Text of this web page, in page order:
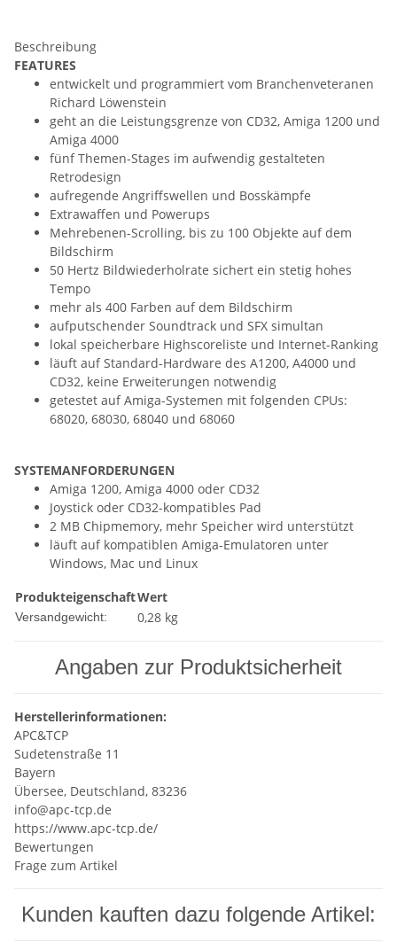
Beschreibung
FEATURES
entwickelt und programmiert vom Branchenveteranen
Richard Löwenstein
geht an die Leistungsgrenze von CD32, Amiga 1200 und
Amiga 4000
fünf Themen-Stages im aufwendig gestalteten
Retrodesign
aufregende Angriffswellen und Bosskämpfe
Extrawaffen und Powerups
Mehrebenen-Scrolling, bis zu 100 Objekte auf dem
Bildschirm
50 Hertz Bildwiederholrate sichert ein stetig hohes
Tempo
mehr als 400 Farben auf dem Bildschirm
aufputschender Soundtrack und SFX simultan
lokal speicherbare Highscoreliste und Internet-Ranking
läuft auf Standard-Hardware des A1200, A4000 und
CD32, keine Erweiterungen notwendig
getestet auf Amiga-Systemen mit folgenden CPUs:
68020, 68030, 68040 und 68060
SYSTEMANFORDERUNGEN
Amiga 1200, Amiga 4000 oder CD32
Joystick oder CD32-kompatibles Pad
2 MB Chipmemory, mehr Speicher wird unterstützt
läuft auf kompatiblen Amiga-Emulatoren unter
Windows, Mac und Linux
ProdukteigenschaftWert
Versandgewicht: 0,28 kg
Angaben zur Produktsicherheit
Herstellerinformationen:
APC&TCP
Sudetenstraße 11
Bayern
Übersee, Deutschland, 83236
info@apc-tcp.de
https://www.apc-tcp.de/
Bewertungen
Frage zum Artikel
Kunden kauften dazu folgende Artikel: